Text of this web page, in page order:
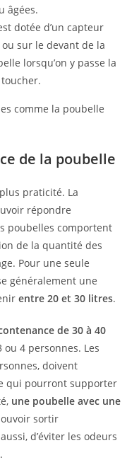
âgées.
dotée d’un capteur
sur le devant de la
lorsqu’on y passe la
comme la poubelle
de la poubelle
praticité. La
répondre
poubelles comportent
de la quantité des
Pour une seule
généralement une
entre 20 et 30 litres.
de 30 à 40
ou 4 personnes. Les
doivent
qui pourront supporter
une poubelle avec une
sortir
d’éviter les odeurs